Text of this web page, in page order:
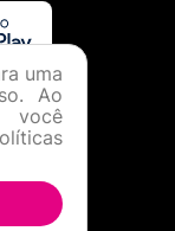
uma
Ao
você